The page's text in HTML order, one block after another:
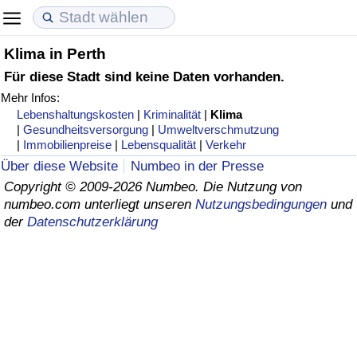
Klima in Perth
Für diese Stadt sind keine Daten vorhanden.
Mehr Infos:
Lebenshaltungskosten | Kriminalität | Klima
|Gesundheitsversorgung | Umweltverschmutzung
| Immobilienpreise | Lebensqualität |Verkehr
Über diese Website
Numbeo in der Presse
Copyright © 2009-2026 Numbeo. Die Nutzung von
numbeo.com unterliegt unseren Nutzungsbedingungen und
der Datenschutzerklärung
Lebenshaltungskosten
Lebenshaltungskosten-Index (aktuell)
Lebenshaltungskosten-Index
Lebenshaltungskosten-Index nach Land
in Akaba
Immobilienpreise
Immobilienpreis-Index (aktuell)
Immobilienpreis-Index
Immobilienpreis-Index nach Land
Lebensqualität
Lebensqualität-Index
Lebensqualität-Index (aktuell)
Lebensqualitätsindex nach Land
Kriminalität